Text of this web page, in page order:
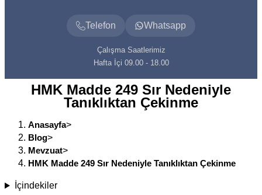
Telefon Whatsapp
Çalışma Saatlerimiz
Hafta İçi 09.00 - 18.00
HMK Madde 249 Sır Nedeniyle
Tanıklıktan Çekinme
Anasayfa>
Blog>
Mevzuat>
HMK Madde 249 Sır Nedeniyle Tanıklıktan Çekinme
İçindekiler